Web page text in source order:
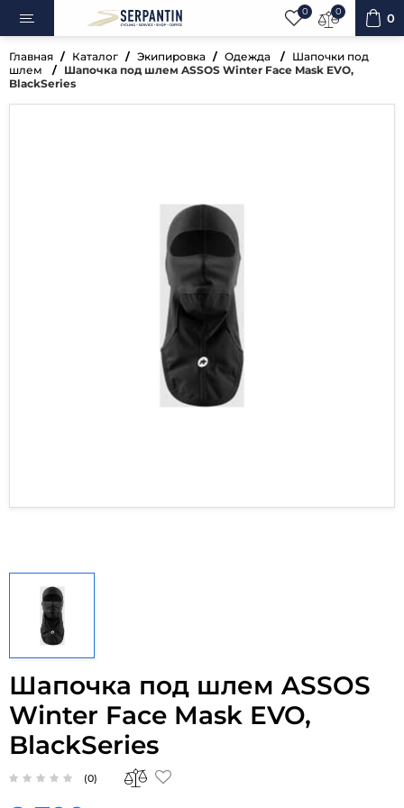
0 0 0
Главная Каталог Экипировка Одежда
Шапочки под
шлем
Шапочка под шлем ASSOS Winter Face Mask EVO,
BlackSeries
Шапочка под шлем ASSOS
Winter Face Mask EVO,
BlackSeries
(0)